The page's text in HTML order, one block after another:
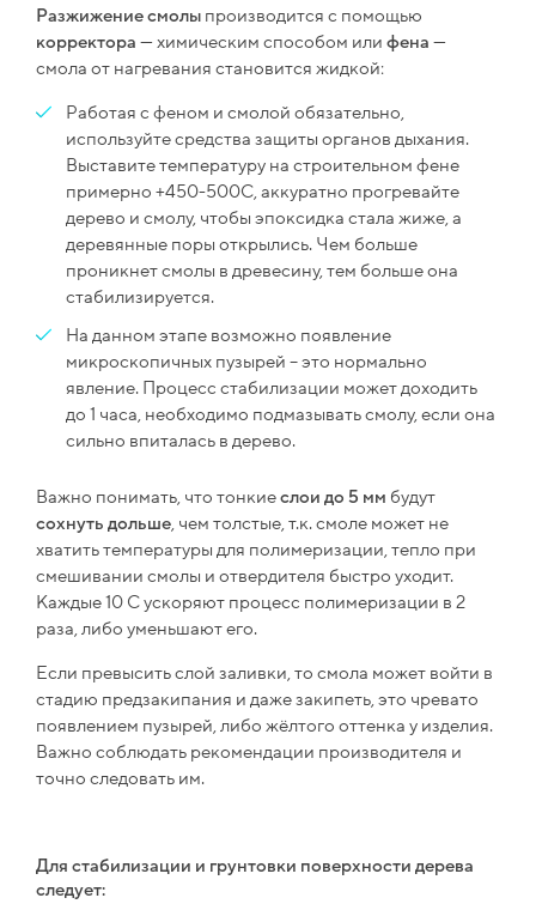
Разжижение смолы производится с помощью
корректора — химическим способом или фена —
смола от нагревания становится жидкой:
Работая с феном и смолой обязательно,
используйте средства защиты органов дыхания.
Выставите температуру на строительном фене
примерно +450-500С, аккуратно прогревайте
дерево и смолу, чтобы эпоксидка стала жиже, а
деревянные поры открылись. Чем больше
проникнет смолы в древесину, тем больше она
стабилизируется.
На данном этапе возможно появление
микроскопичных пузырей – это нормально
явление. Процесс стабилизации может доходить
до 1 часа, необходимо подмазывать смолу, если она
сильно впиталась в дерево.
Важно понимать, что тонкиеслои до 5 мм будут
сохнуть дольше, чем толстые, т.к. смоле может не
хватить температуры для полимеризации, тепло при
смешивании смолы и отвердителя быстро уходит.
Каждые 10 С ускоряют процесс полимеризации в 2
раза, либо уменьшают его.
Если превысить слой заливки, то смола может войти в
стадию предзакипания и даже закипеть, это чревато
появлением пузырей, либо жёлтого оттенка у изделия.
Важно соблюдать рекомендации производителя и
точно следовать им.
Для стабилизации и грунтовки поверхности дерева
следует: